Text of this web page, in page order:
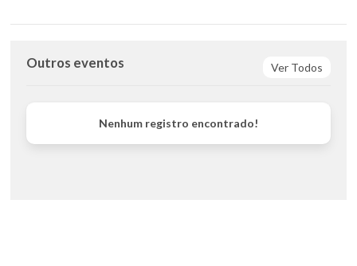
Ver Todos
Outros eventos
Nenhum registro encontrado!